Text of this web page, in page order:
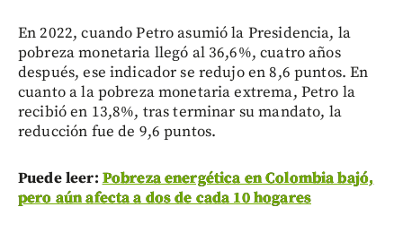
En 2022, cuando Petro asumió la Presidencia, la
pobreza monetaria llegó al 36,6%, cuatro años
después, ese indicador se redujo en 8,6 puntos. En
cuanto a la pobreza monetaria extrema, Petro la
recibió en 13,8%, tras terminar su mandato, la
reducción fue de 9,6 puntos.
Puede leer: Pobreza energética en Colombia bajó,
pero aún afecta a dos de cada 10 hogares